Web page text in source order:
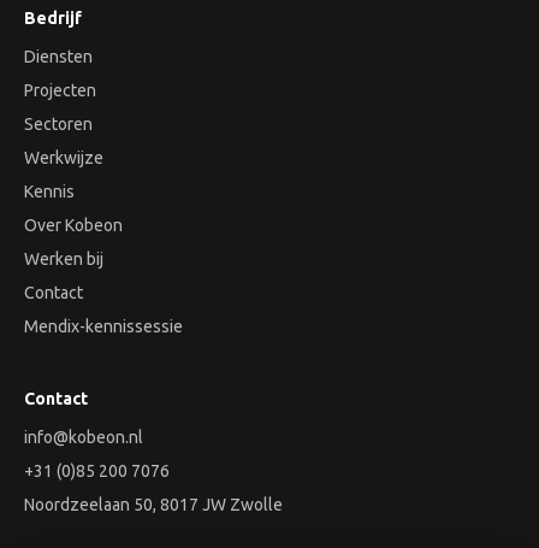
Bedrijf
Diensten
Projecten
Sectoren
Werkwijze
Kennis
Over Kobeon
Werken bij
Contact
Mendix-kennissessie
Contact
info@kobeon.nl
+31 (0)85 200 7076
Noordzeelaan 50, 8017 JW Zwolle